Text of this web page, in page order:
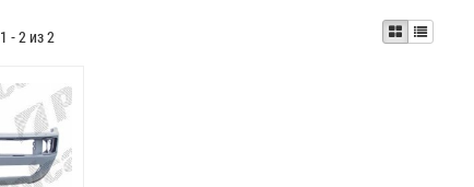
1 - 2 из 2